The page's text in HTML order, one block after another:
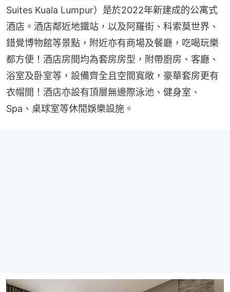
Suites Kuala Lumpur）是於2022年新建成的公寓式
酒店。酒店鄰近地鐵站，以及阿羅街、科索莫世界、
錯覺博物館等景點，附近亦有商場及餐廳，吃喝玩樂
都方便！酒店房間均為套房房型，附帶廚房、客廳、
浴室及卧室等，設備齊全且空間寬敞，豪華套房更有
衣帽間！酒店亦設有頂層無邊際泳池、健身室、
Spa、桌球室等休閒娛樂設施。